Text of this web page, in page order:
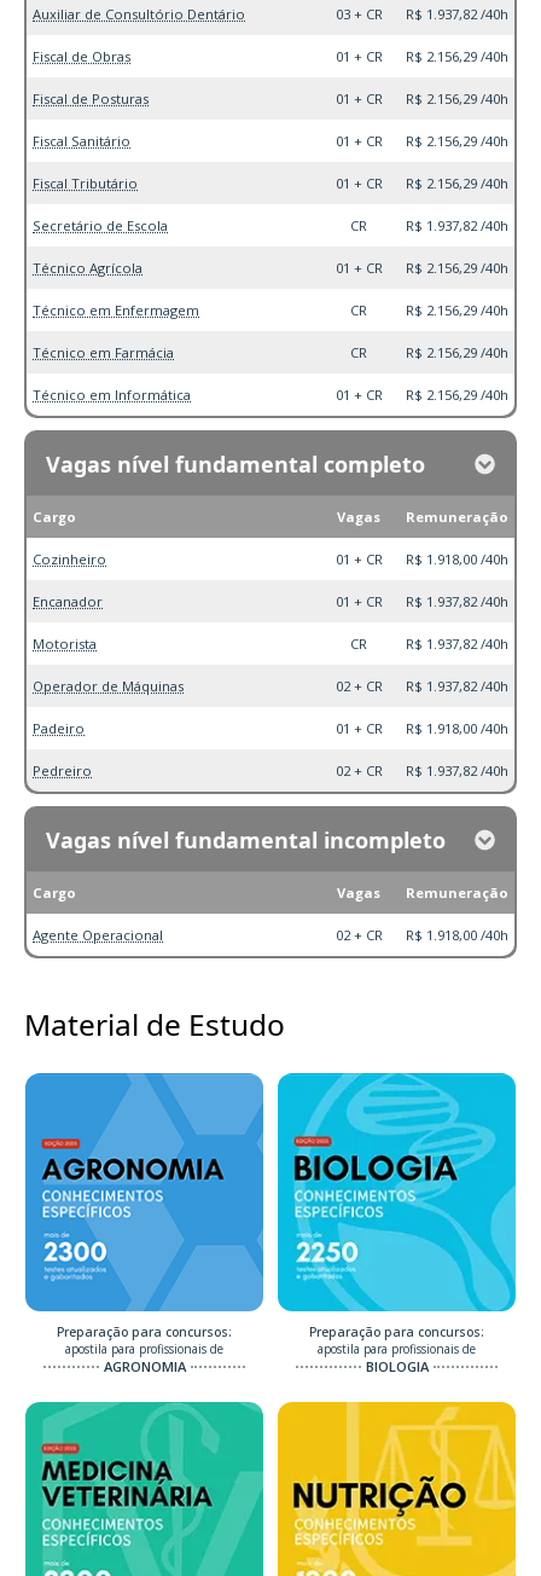
Auxiliar de Consultório Dentário 03 + CR R$ 1.937,82 /40h
Fiscal de Obras 01 + CR R$ 2.156,29 /40h
Fiscal de Posturas 01 + CR R$ 2.156,29 /40h
Fiscal Sanitário 01 + CR R$ 2.156,29 /40h
Fiscal Tributário 01 + CR R$ 2.156,29 /40h
Secretário de Escola CR R$ 1.937,82 /40h
Técnico Agrícola 01 + CR R$ 2.156,29 /40h
Técnico em Enfermagem CR R$ 2.156,29 /40h
Técnico em Farmácia CR R$ 2.156,29 /40h
Técnico em Informática 01 + CR R$ 2.156,29 /40h
Vagas nível fundamental completo
Cargo Vagas Remuneração
Cozinheiro 01 + CR R$ 1.918,00 /40h
Encanador 01 + CR R$ 1.937,82 /40h
Motorista CR R$ 1.937,82 /40h
Operador de Máquinas 02 + CR R$ 1.937,82 /40h
Padeiro 01 + CR R$ 1.918,00 /40h
Pedreiro 02 + CR R$ 1.937,82 /40h
Vagas nível fundamental incompleto
Cargo Vagas Remuneração
Agente Operacional 02 + CR R$ 1.918,00 /40h
Material de Estudo
Preparação para concursos:
apostila para profissionais de
AGRONOMIA
Preparação para concursos:
apostila para profissionais de
BIOLOGIA